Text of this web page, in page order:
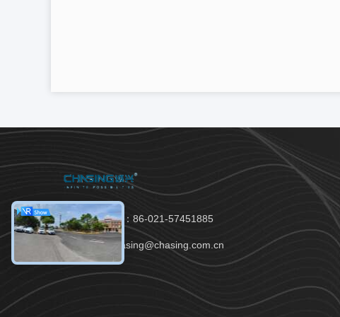
Téléphone：86-021-57451885
Email：chasing@chasing.com.cn